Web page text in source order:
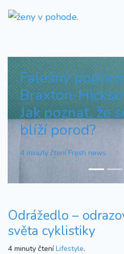
Falešný
Braxton-
Jak poznat, že
blíží porod?
4 minuty čtení Fresh news
Odrážedlo –
světa cyklistiky
4 minuty čtení Lifestyle.